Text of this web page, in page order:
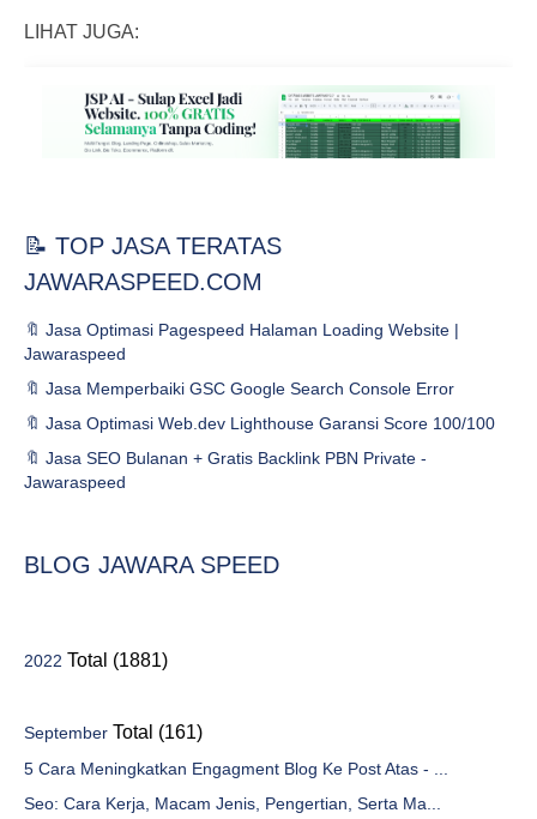
LIHAT JUGA:
📝 TOP JASA TERATAS
JAWARASPEED.COM
🔖 Jasa Optimasi Pagespeed Halaman Loading Website |
Jawaraspeed
🔖 Jasa Memperbaiki GSC Google Search Console Error
🔖 Jasa Optimasi Web.dev Lighthouse Garansi Score 100/100
🔖 Jasa SEO Bulanan + Gratis Backlink PBN Private -
Jawaraspeed
BLOG JAWARA SPEED
2022 Total (1881)
September Total (161)
5 Cara Meningkatkan Engagment Blog Ke Post Atas - ...
Seo: Cara Kerja, Macam Jenis, Pengertian, Serta Ma...